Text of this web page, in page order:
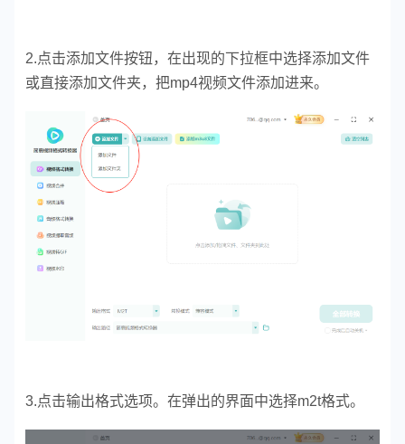
2.点击添加文件按钮，在出现的下拉框中选择添加文件
或直接添加文件夹，把mp4视频文件添加进来。
3.点击输出格式选项。在弹出的界面中选择m2t格式。